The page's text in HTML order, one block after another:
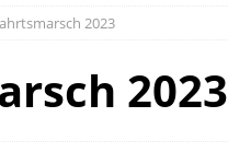
2023
2023